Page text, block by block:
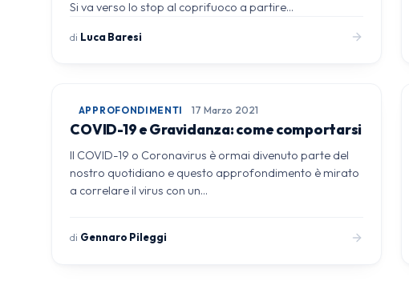
Si va verso lo stop al coprifuoco a partire…
di Luca Baresi
APPROFONDIMENTI 17 Marzo 2021
COVID-19 e Gravidanza: come comportarsi
Il COVID-19 o Coronavirus è ormai divenuto parte del
nostro quotidiano e questo approfondimento è mirato
a correlare il virus con un…
di Gennaro Pileggi